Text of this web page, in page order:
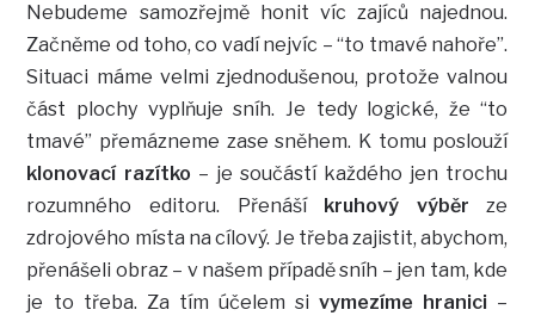
Nebudeme samozřejmě honit víc zajíců najednou.
Začněme od toho, co vadí nejvíc – “to tmavé nahoře”.
Situaci máme velmi zjednodušenou, protože valnou
část plochy vyplňuje sníh. Je tedy logické, že “to
tmavé” přemázneme zase sněhem. K tomu poslouží
klonovací razítko – je součástí každého jen trochu
rozumného editoru. Přenáší kruhový výběr ze
zdrojového místa na cílový. Je třeba zajistit, abychom,
přenášeli obraz – v našem případě sníh – jen tam, kde
je to třeba. Za tím účelem sivymezíme hranici –